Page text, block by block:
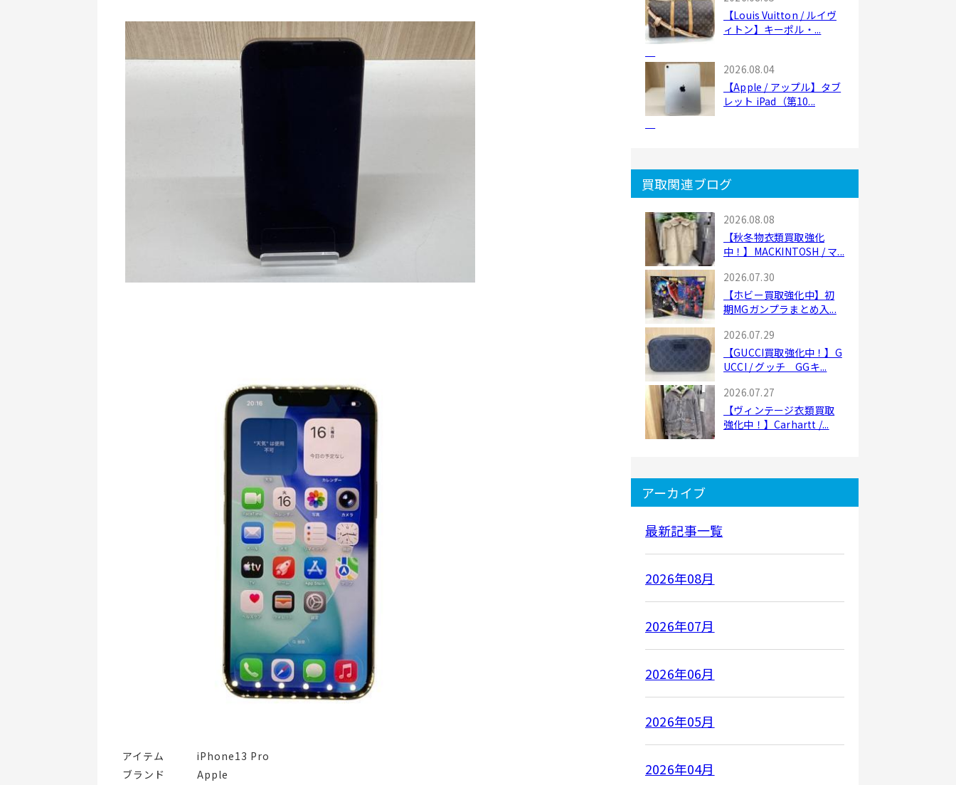
アイテム   iPhone13 Pro
ブランド   Apple
【Louis Vuitton / ルイヴ
ィトン】キーポル・...
2026.08.04
【Apple / アップル】タブ
レット iPad（第10...
買取関連ブログ
2026.08.08
【秋冬物衣類買取強化
中！】MACKINTOSH / マ...
2026.07.30
【ホビー買取強化中】初
期MGガンプラまとめ入...
2026.07.29
【GUCCI買取強化中！】G
UCCI / グッチ GGキ...
2026.07.27
【ヴィンテージ衣類買取
強化中！】Carhartt /...
アーカイブ
最新記事一覧
2026年08月
2026年07月
2026年06月
2026年05月
2026年04月